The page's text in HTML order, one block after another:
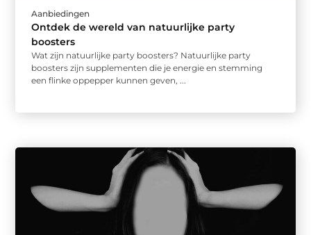
Aanbiedingen
Ontdek de wereld van natuurlijke party
boosters
Wat zijn natuurlijke party boosters? Natuurlijke party
boosters zijn supplementen die je energie en stemming
een flinke oppepper kunnen geven, ...